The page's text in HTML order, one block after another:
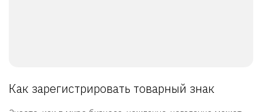
Как зарегистрировать товарный знак